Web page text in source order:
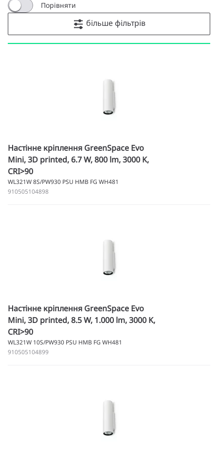
Порівняти
більше фільтрів
Настінне кріплення GreenSpace Evo
Mini, 3D printed, 6.7 W, 800 lm, 3000 K,
CRI>90
WL321W 8S/PW930 PSU HMB FG WH481
910505104898
Настінне кріплення GreenSpace Evo
Mini, 3D printed, 8.5 W, 1.000 lm, 3000 K,
CRI>90
WL321W 10S/PW930 PSU HMB FG WH481
910505104899